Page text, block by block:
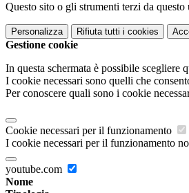
Questo sito o gli strumenti terzi da
Personalizza Rifiuta tutti i cookies
Gestione cookie
In questa schermata è possibile scegliere
I cookie necessari sono quelli che
Per conoscere quali sono i cookie
Cookie necessari per il funzionamento
I cookie necessari per il funzionamento
youtube.com
Nome